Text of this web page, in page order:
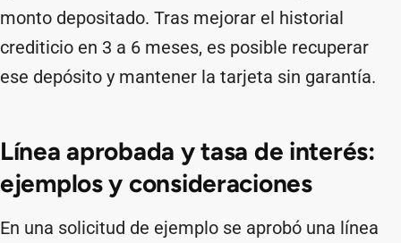
monto depositado. Tras mejorar el historial
crediticio en 3 a 6 meses, es posible recuperar
ese depósito y mantener la tarjeta sin garantía.
Línea aprobada y tasa de interés:
ejemplos y consideraciones
En una solicitud de ejemplo se aprobó una línea